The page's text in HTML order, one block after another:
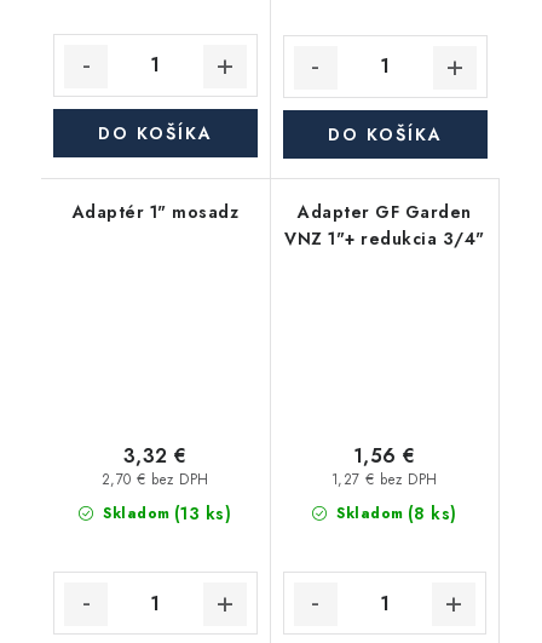
DO KOŠÍKA DO KOŠÍKA
Adaptér 1" mosadz
Skladom (13 ks)
2,70 € bez DPH
3,32 €
Adapter GF Garden
VNZ 1"+ redukcia 3/4"
Skladom (8 ks)
1,27 € bez DPH
1,56 €